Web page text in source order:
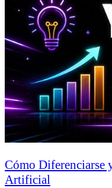
Cómo Diferenciarse
Artificial